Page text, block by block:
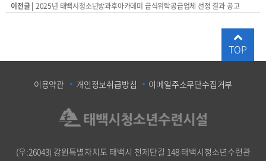
이전글 | 2025년 태백시청소년방과후아카데미 급식위탁공급업체 선정 결과 공고
이용약관 개인정보취급방침 이메일주소무단수집거부
(우:26043) 강원특별자치도 태백시 천제단길 148 태백시청소년수련관
TOP